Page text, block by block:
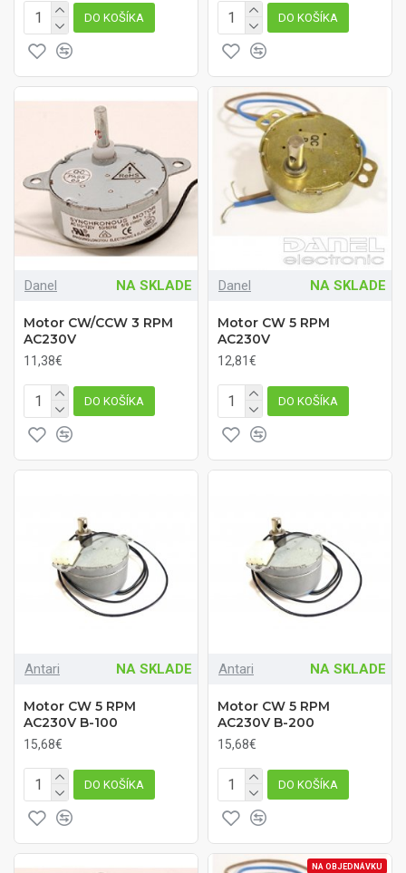
DO KOŠÍKA DO KOŠÍKA
Danel NA SKLADE
Motor CW/CCW 3 RPM
AC230V
11,38€
DO KOŠÍKA
Danel NA SKLADE
Motor CW 5 RPM
AC230V
12,81€
DO KOŠÍKA
Antari NA SKLADE
Motor CW 5 RPM
AC230V B-100
15,68€
DO KOŠÍKA
Antari NA SKLADE
Motor CW 5 RPM
AC230V B-200
15,68€
DO KOŠÍKA
NA OBJEDNÁVKU